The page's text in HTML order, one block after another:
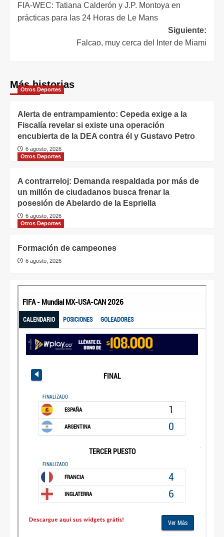
FIA-WEC: Tatiana Calderón y J.P. Montoya en
prácticas para las 24 Horas de Le Mans
Siguiente:
Falcao, muy cerca del Inter de Miami
Más historias
Otros Deportes
Alerta de entrampamiento: Cepeda exige a la
Fiscalía revelar si existe una operación
encubierta de la DEA contra él y Gustavo Petro
6 agosto, 2026
Otros Deportes
A contrarreloj: Demanda respaldada por más de
un millón de ciudadanos busca frenar la
posesión de Abelardo de la Espriella
6 agosto, 2026
Otros Deportes
Formación de campeones
6 agosto, 2026